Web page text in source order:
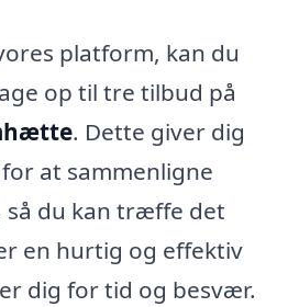
platform, kan du
op til tre tilbud på
. Dette giver dig
at sammenligne
så du kan træffe det
en hurtig og effektiv
dig for tid og besvær.